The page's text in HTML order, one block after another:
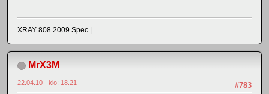
XRAY 808 2009 Spec |
MrX3M
#783
22.04.10 - klo: 18.21